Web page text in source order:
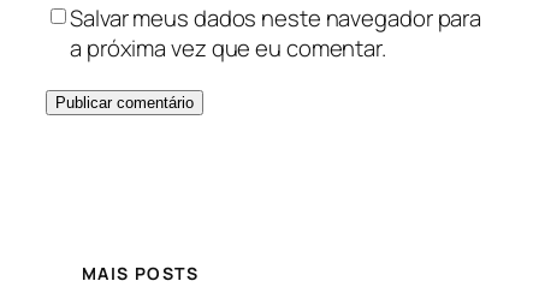
Salvar meus dados neste navegador para
a próxima vez que eu comentar.
MAIS POSTS